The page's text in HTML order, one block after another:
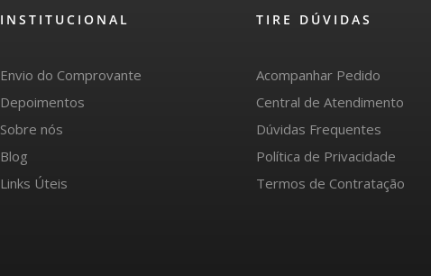
INSTITUCIONAL
Envio do Comprovante
Depoimentos
Sobre nós
Blog
Links Úteis
TIRE DÚVIDAS
Acompanhar Pedido
Central de Atendimento
Dúvidas Frequentes
Política de Privacidade
Termos de Contratação